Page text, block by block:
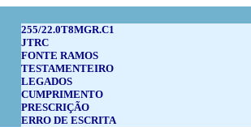
255/22.0T8MGR.C1
JTRC
FONTE RAMOS
TESTAMENTEIRO
LEGADOS
CUMPRIMENTO
PRESCRIÇÃO
ERRO DE ESCRITA